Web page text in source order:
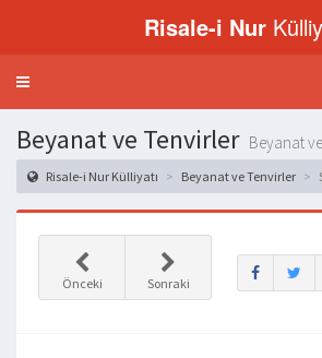
Risale-i Nur
Menü
Beyanat ve Tenvirler Beyanat
Risale-i Nur Külliyatı Beyanat ve Tenvirler
Önceki Sonraki